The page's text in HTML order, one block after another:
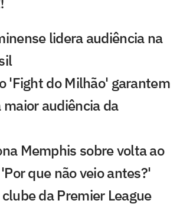
lidera audiência na
'Fight do Milhão' garantem
maior audiência da
Memphis sobre volta ao
que não veio antes?'
da Premier League